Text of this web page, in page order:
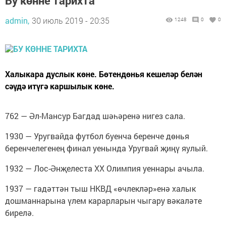
admin, 30 июль 2019 - 20:35 1248 0 0
Халыкара дуслык көне. Бөтендөнья кешеләр белән
сәүдә итүгә каршылык көне.
762 — Әл-Мансур Багдад шәһәренә нигез сала.
1930 — Уругвайда футбол буенча беренче дөнья
беренчелегенең финал уенында Уругвай җиңү яулый.
1932 — Лос-Әнҗелеста ХХ Олимпия уеннары ачыла.
1937 — гадәттән тыш НКВД «өчлекләр»енә халык
дошманнарына үлем карарларын чыгару вәкаләте
бирелә.